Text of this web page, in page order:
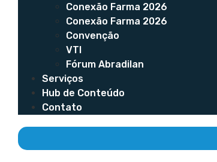
Conexão Farma 2026
Conexão Farma 2026
Convenção
VTI
Fórum Abradilan
Serviços
Hub de Conteúdo
Contato